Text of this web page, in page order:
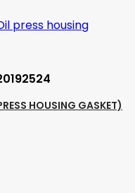
HOUSING GASKET)